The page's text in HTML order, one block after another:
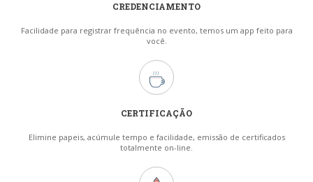
CREDENCIAMENTO
Facilidade para registrar frequência no evento, temos um app feito para
você.
CERTIFICAÇÃO
Elimine papeis, acúmule tempo e facilidade, emissão de certificados
totalmente on-line.